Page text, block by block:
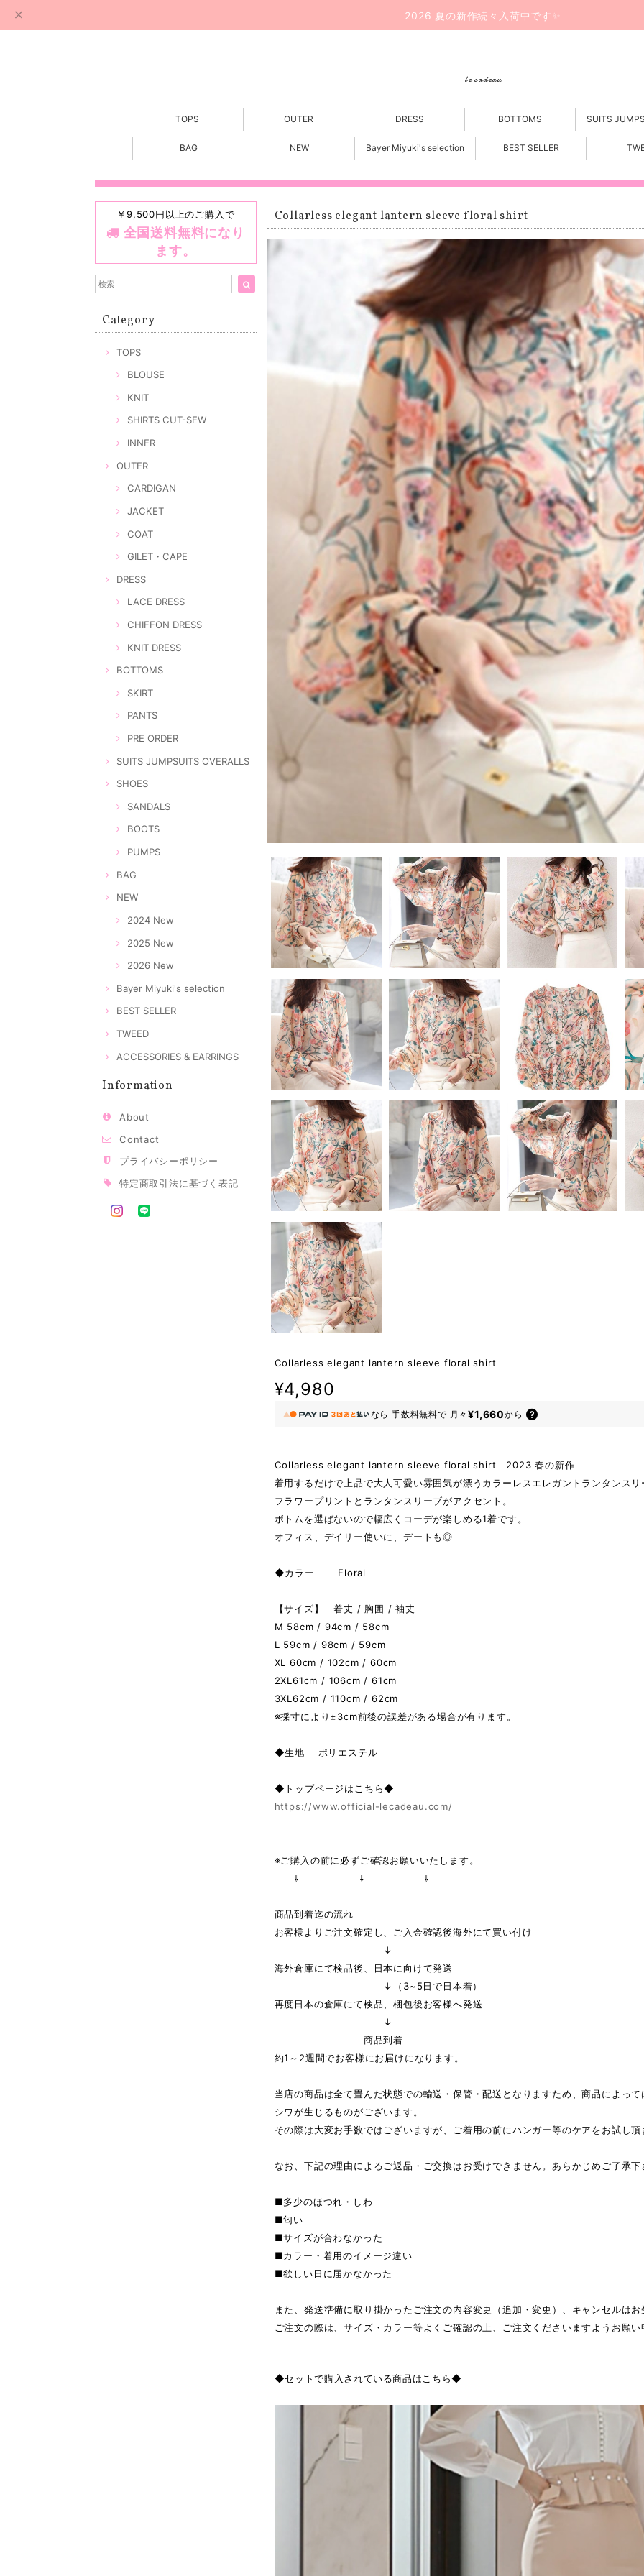
2026 夏の新作続々入荷中です✨
le cadeau
TOPS OUTER DRESS BOTTOMS SUITS
BAG NEW Bayer Miyuki's selection BEST SELLER
￥9,500円以上のご購入で
全国送料無料になり
ます。
Category
TOPS
BLOUSE
KNIT
SHIRTS CUT-SEW
INNER
OUTER
CARDIGAN
JACKET
COAT
GILET・CAPE
DRESS
LACE DRESS
CHIFFON DRESS
KNIT DRESS
BOTTOMS
SKIRT
PANTS
PRE ORDER
SUITS JUMPSUITS OVERALLS
SHOES
SANDALS
BOOTS
PUMPS
BAG
NEW
2024 New
2025 New
2026 New
Bayer Miyuki's selection
BEST SELLER
TWEED
ACCESSORIES & EARRINGS
Information
About
Contact
プライバシーポリシー
特定商取引法に基づく表記
Collarless elegant lantern sleeve floral shirt
Collarless elegant lantern sleeve floral shirt
¥4,980
なら 手数料無料で 月々¥1,660から
Collarless elegant lantern sleeve floral shirt 2023 春の新作
着用するだけで上品で大人可愛い雰囲気が漂うカラーレスエレガントランタンスリ
フラワープリントとランタンスリーブがアクセント。
ボトムを選ばないので幅広くコーデが楽しめる1着です。
オフィス、デイリー使いに、デートも◎
◆カラー Floral
【サイズ】 着丈 / 胸囲 / 袖丈
M 58cm / 94cm / 58cm
L 59cm / 98cm / 59cm
XL 60cm / 102cm / 60cm
2XL61cm / 106cm / 61cm
3XL62cm / 110cm / 62cm
※採寸により±3cm前後の誤差がある場合が有ります。
◆生地 ポリエステル
◆トップページはこちら◆
https://www.official-lecadeau.com/
※ご購入の前に必ずご確認お願いいたします。
⇩ ⇩ ⇩
商品到着迄の流れ
お客様よりご注文確定し、ご入金確認後海外にて買い付け
↓
海外倉庫にて検品後、日本に向けて発送
↓（3~5日で日本着）
再度日本の倉庫にて検品、梱包後お客様へ発送
↓
商品到着
約1～2週間でお客様にお届けになります。
当店の商品は全て畳んだ状態での輸送・保管・配送となりますため、商品によっ
シワが生じるものがございます。
その際は大変お手数ではございますが、ご着用の前にハンガー等のケアをお試し頂
なお、下記の理由によるご返品・ご交換はお受けできません。あらかじめご了承下
■多少のほつれ・しわ
■匂い
■サイズが合わなかった
■カラー・着用のイメージ違い
■欲しい日に届かなかった
また、発送準備に取り掛かったご注文の内容変更（追加・変更）、キャンセルはお
ご注文の際は、サイズ・カラー等よくご確認の上、ご注文くださいますようお願い
◆セットで購入されている商品はこちら◆